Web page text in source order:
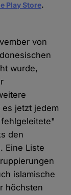
Play Store.
von
wurde,
jetzt jedem
den
Eine Liste
islamische
höchsten